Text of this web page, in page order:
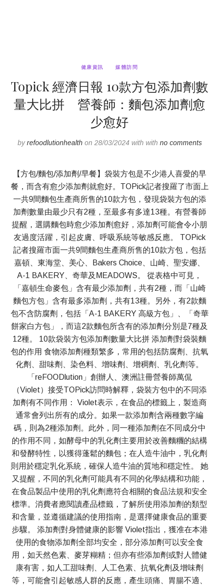
健康資訊 媒體訪問
Topick 經濟日報 10款方包添加劑數
量大比拼 營養師：麵包添加劑愈
少愈好
byrefoodlutionhealth on 28/03/2024 with with no comments
【方包/麵包/添加劑/早餐】袋裝方包是不少港人喜愛的早
餐，而含有愈少添加劑就愈好。TOPick記者搜羅了市面上
一共9間麵包生產商所售的10款方包，發現袋裝方包的添
加劑數量由最少只有2種，至最多有多達13種。有營養師
提醒，選購麵包時愈少添加劑愈好，添加劑可能會令小朋
友過度活躍，引起皮膚、呼吸系統等敏感反應。 TOPick
記者搜羅市面一共9間麵包生產商所售的10款方包，包括
嘉頓、東海堂、美心、Bakers Choice、山崎、聖安娜、
A-1 BAKERY、奇華及MEADOWS。 從表格中可見，
「嘉頓生命麥包」含有最少添加劑，共有2種，而「山崎
麵包方包」含有最多添加劑，共有13種。另外，有2款麵
包不含防腐劑，包括「A-1 BAKERY 高級方包」、「奇華
餅家白方包」，而這2款麵包所含有的添加劑分別是7種及
12種。 10款袋裝方包添加劑數量大比拼 添加劑對袋裝麵
包的作用 食物添加劑種類繁多，常用的包括防腐劑、抗氧
化劑、甜味劑、染色料、增味劑、增稠劑、乳化劑等。
「reFOODlution」創辦人、澳洲註冊營養師萬侃
（Violet）接受TOPick訪問時解釋，袋裝方包中的不同添
加劑有不同作用： Violet表示，在食品的標籤上，製造商
通常會列出所有的成分。如果一款添加劑含兩種數字編
碼，則為2種添加劑。此外，同一種添加劑在不同成分中
的作用不同，如酵母中的乳化劑主要用於改善麵糰的結構
和發酵特性，以獲得蓬鬆的麵包；在人造牛油中，乳化劑
則用於穩定乳化系統，確保人造牛油的質地和穩定性。 她
又提醒，不同的乳化劑可能具有不同的化學結構和功能，
在食品製品中使用的乳化劑應符合相關的食品法規和安全
標準。消費者應閱讀產品標籤，了解所使用添加劑的類型
和含量，並遵循建議的使用指南，是選擇健康食品的重要
步驟。 添加劑對身體健康的影響 Violet指出，獲准在本港
使用的食物添加劑全部均安全，部分添加劑可以安全食
用，如天然色素、麥芽糊精；但亦有些添加劑或對人體健
康有害，如人工甜味劑、人工色素、抗氧化劑及增味劑
等，可能會引起敏感人群的反應，產生頭痛、胃腸不適、